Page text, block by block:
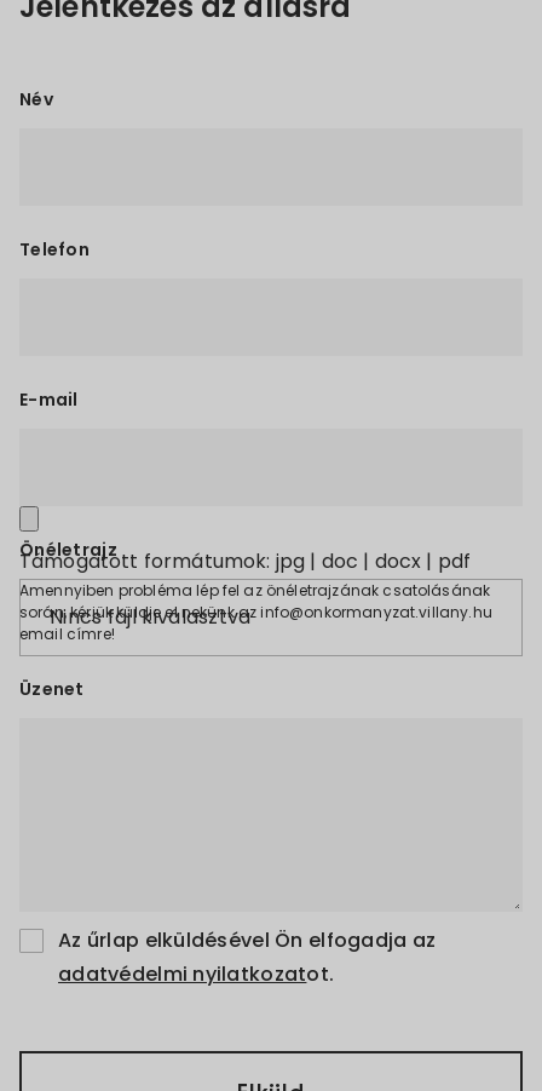
Név
Telefon
E-mail
Támogatott formátumok: jpg | doc | docx | pdf
Nincs fájl kiválasztva
Önéletrajz
Amennyiben probléma lép fel az önéletrajzának csatolásának
során, kérjük küldje el nekünk az info@onkormanyzat.villany.hu
email címre!
Üzenet
Az űrlap elküldésével Ön elfogadja az
adatvédelmi nyilatkozatot.